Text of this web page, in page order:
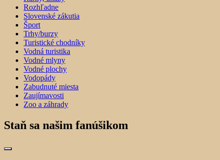
Rozhľadne
Slovenské zákutia
Šport
Trhy/burzy
Turistické chodníky
Vodná turistika
Vodné mlyny
Vodné plochy
Vodopády
Zabudnuté miesta
Zaujímavosti
Zoo a záhrady
Staň sa našim fanúšikom